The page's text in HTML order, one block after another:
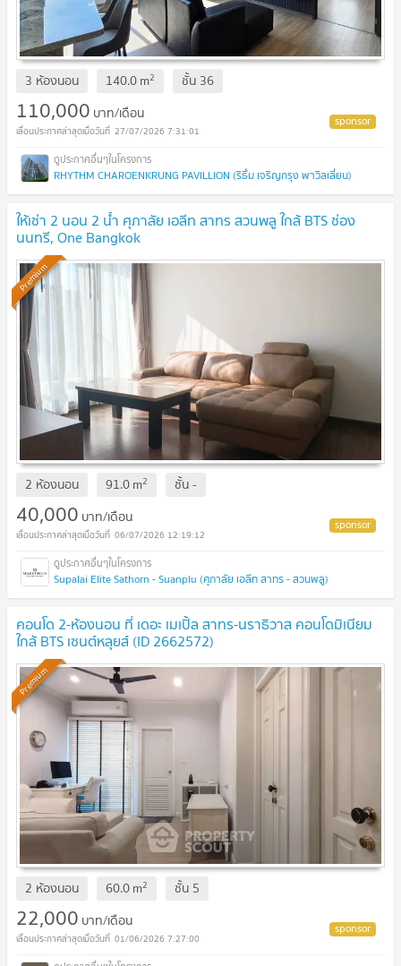
3 ห้องนอน 140.0m2 ชั้น 36
110,000 บาท/เดือน
27/07/2026 7:31:01
RHYTHM CHAROENKRUNG PAVILLION (ริธึ่ม เจริญกรุง พาวิลเลี่ยน)
ให้เช่า 2 นอน 2 น้ำ ศุภาลัย เอลีท สาทร สวนพลู ใกล้ BTS ช่อง
นนทรี, One Bangkok
Premium
2 ห้องนอน 91.0m2 ชั้น-
40,000 บาท/เดือน
06/07/2026 12:19:12
Supalai Elite Sathorn - Suanplu (ศุภาลัย เอลีท สาทร - สวนพลู)
คอนโด 2-ห้องนอน ที่ เดอะ เมเปิ้ล สาทร-นราธิวาส คอนโดมิเนียม
ใกล้ BTS เซนต์หลุยส์ (ID 2662572)
Premium
2 ห้องนอน 60.0m2 ชั้น 5
22,000 บาท/เดือน
01/06/2026 7:27:00